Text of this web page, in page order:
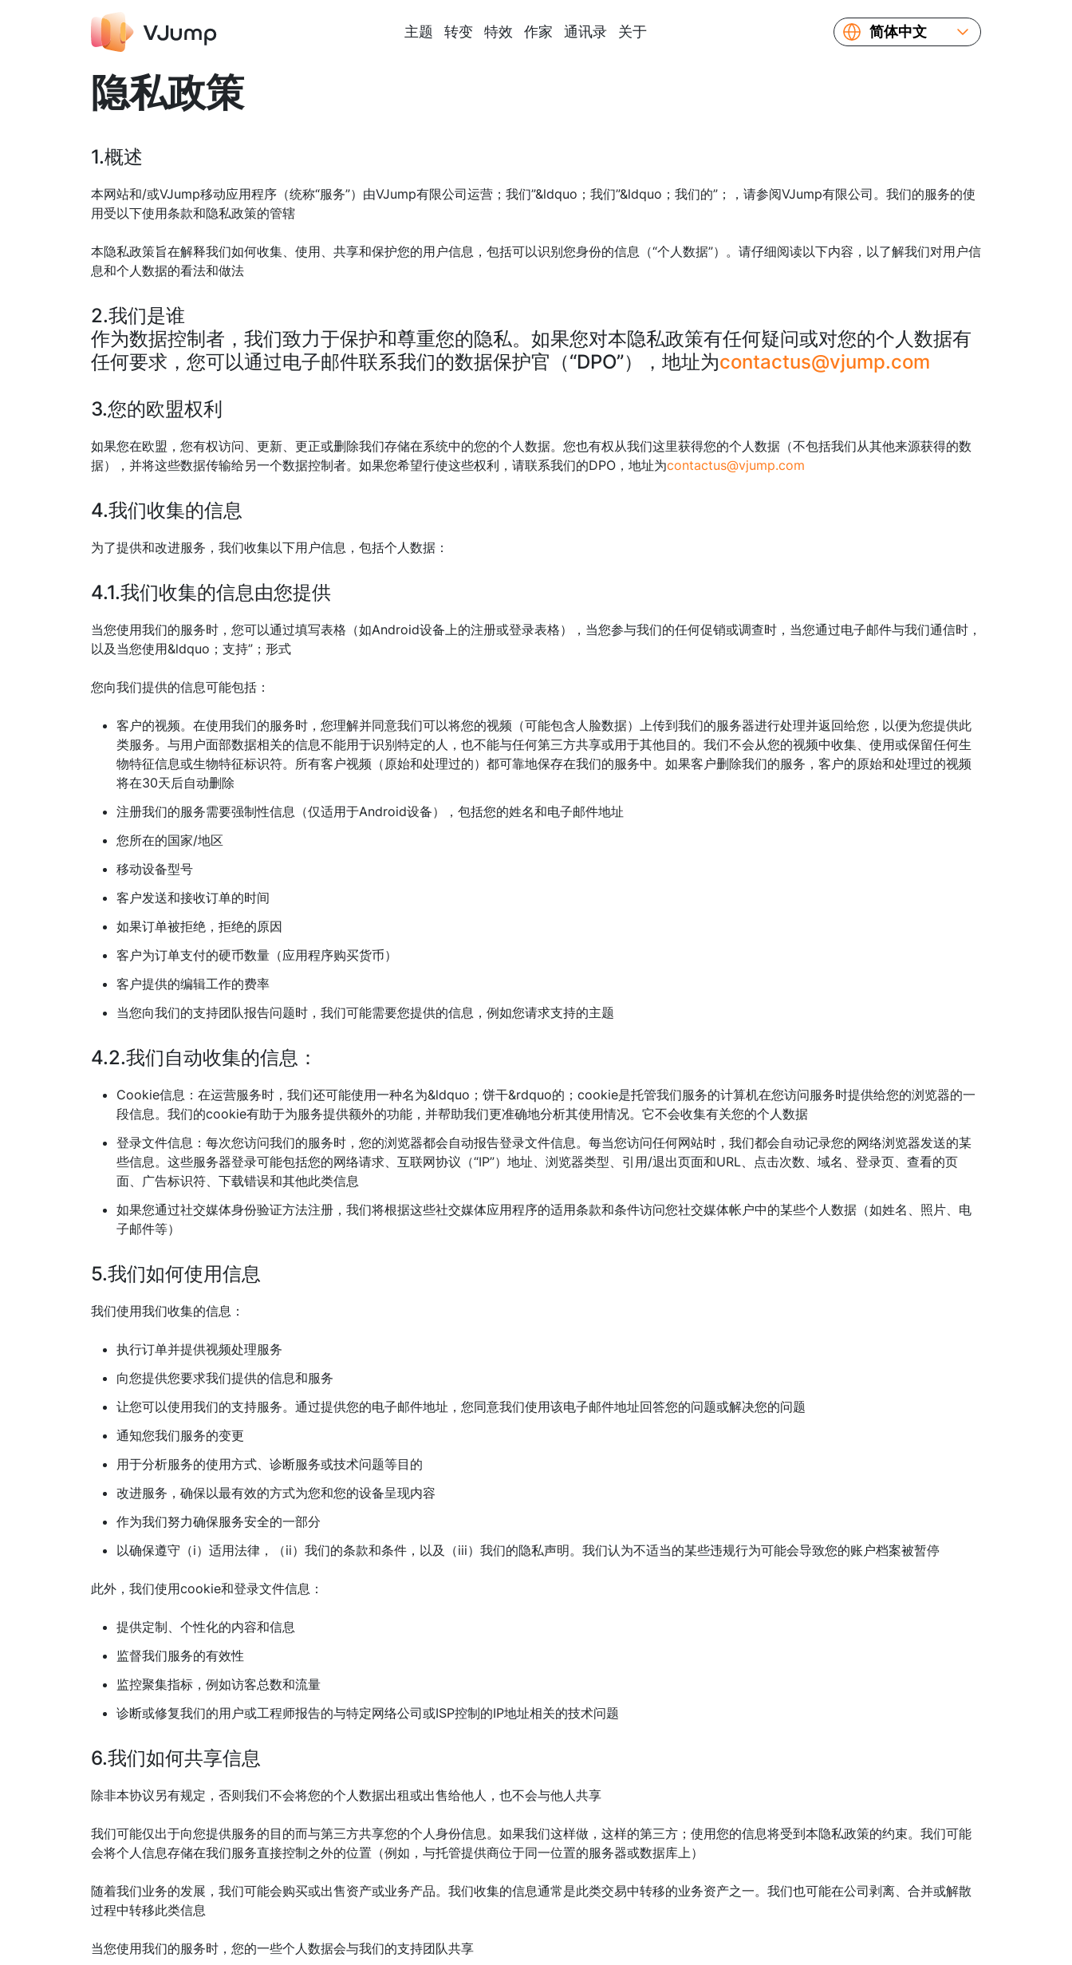
主题 转变 特效 作家 通讯录 关于
简体中文
日本語
隐私政策
1.概述
本网站和/或VJump移动应用程序（统称“服务”）由VJump有限公司运营；我们”&ldquo；我们”&ldquo；我们的”；，请参阅VJump有限公司。我们的服务的使
用受以下使用条款和隐私政策的管辖
本隐私政策旨在解释我们如何收集、使用、共享和保护您的用户信息，包括可以识别您身份的信息（“个人数据”）。请仔细阅读以下内容，以了解我们对用户信
息和个人数据的看法和做法
2.我们是谁
作为数据控制者，我们致力于保护和尊重您的隐私。如果您对本隐私政策有任何疑问或对您的个人数据有
任何要求，您可以通过电子邮件联系我们的数据保护官（“DPO”），地址为contactus@vjump.com
3.您的欧盟权利
如果您在欧盟，您有权访问、更新、更正或删除我们存储在系统中的您的个人数据。您也有权从我们这里获得您的个人数据（不包括我们从其他来源获得的数
据），并将这些数据传输给另一个数据控制者。如果您希望行使这些权利，请联系我们的DPO，地址为contactus@vjump.com
4.我们收集的信息
为了提供和改进服务，我们收集以下用户信息，包括个人数据：
4.1.我们收集的信息由您提供
当您使用我们的服务时，您可以通过填写表格（如Android设备上的注册或登录表格），当您参与我们的任何促销或调查时，当您通过电子邮件与我们通信时，
以及当您使用&ldquo；支持”；形式
您向我们提供的信息可能包括：
客户的视频。在使用我们的服务时，您理解并同意我们可以将您的视频（可能包含人脸数据）上传到我们的服务器进行处理并返回给您，以便为您提供此
类服务。与用户面部数据相关的信息不能用于识别特定的人，也不能与任何第三方共享或用于其他目的。我们不会从您的视频中收集、使用或保留任何生
物特征信息或生物特征标识符。所有客户视频（原始和处理过的）都可靠地保存在我们的服务中。如果客户删除我们的服务，客户的原始和处理过的视频
将在30天后自动删除
注册我们的服务需要强制性信息（仅适用于Android设备），包括您的姓名和电子邮件地址
您所在的国家/地区
移动设备型号
客户发送和接收订单的时间
如果订单被拒绝，拒绝的原因
客户为订单支付的硬币数量（应用程序购买货币）
客户提供的编辑工作的费率
当您向我们的支持团队报告问题时，我们可能需要您提供的信息，例如您请求支持的主题
4.2.我们自动收集的信息：
Cookie信息：在运营服务时，我们还可能使用一种名为&ldquo；饼干&rdquo的；cookie是托管我们服务的计算机在您访问服务时提供给您的浏览器的一
段信息。我们的cookie有助于为服务提供额外的功能，并帮助我们更准确地分析其使用情况。它不会收集有关您的个人数据
登录文件信息：每次您访问我们的服务时，您的浏览器都会自动报告登录文件信息。每当您访问任何网站时，我们都会自动记录您的网络浏览器发送的某
些信息。这些服务器登录可能包括您的网络请求、互联网协议（“IP”）地址、浏览器类型、引用/退出页面和URL、点击次数、域名、登录页、查看的页
面、广告标识符、下载错误和其他此类信息
如果您通过社交媒体身份验证方法注册，我们将根据这些社交媒体应用程序的适用条款和条件访问您社交媒体帐户中的某些个人数据（如姓名、照片、电
子邮件等）
5.我们如何使用信息
我们使用我们收集的信息：
执行订单并提供视频处理服务
向您提供您要求我们提供的信息和服务
让您可以使用我们的支持服务。通过提供您的电子邮件地址，您同意我们使用该电子邮件地址回答您的问题或解决您的问题
通知您我们服务的变更
用于分析服务的使用方式、诊断服务或技术问题等目的
改进服务，确保以最有效的方式为您和您的设备呈现内容
作为我们努力确保服务安全的一部分
以确保遵守（i）适用法律，（ii）我们的条款和条件，以及（iii）我们的隐私声明。我们认为不适当的某些违规行为可能会导致您的账户档案被暂停
此外，我们使用cookie和登录文件信息：
提供定制、个性化的内容和信息
监督我们服务的有效性
监控聚集指标，例如访客总数和流量
诊断或修复我们的用户或工程师报告的与特定网络公司或ISP控制的IP地址相关的技术问题
6.我们如何共享信息
除非本协议另有规定，否则我们不会将您的个人数据出租或出售给他人，也不会与他人共享
我们可能仅出于向您提供服务的目的而与第三方共享您的个人身份信息。如果我们这样做，这样的第三方；使用您的信息将受到本隐私政策的约束。我们可能
会将个人信息存储在我们服务直接控制之外的位置（例如，与托管提供商位于同一位置的服务器或数据库上）
随着我们业务的发展，我们可能会购买或出售资产或业务产品。我们收集的信息通常是此类交易中转移的业务资产之一。我们也可能在公司剥离、合并或解散
过程中转移此类信息
当您使用我们的服务时，您的一些个人数据会与我们的支持团队共享